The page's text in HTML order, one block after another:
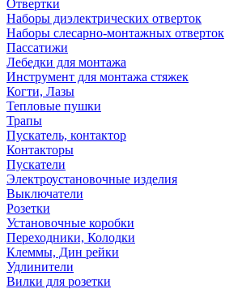
Отвертки
Наборы диэлектрических отверток
Наборы слесарно-монтажных отверток
Пассатижи
Лебедки для монтажа
Инструмент для монтажа стяжек
Когти, Лазы
Тепловые пушки
Трапы
Пускатель, контактор
Контакторы
Пускатели
Электроустановочные изделия
Выключатели
Розетки
Установочные коробки
Переходники, Колодки
Клеммы, Дин рейки
Удлинители
Вилки для розетки